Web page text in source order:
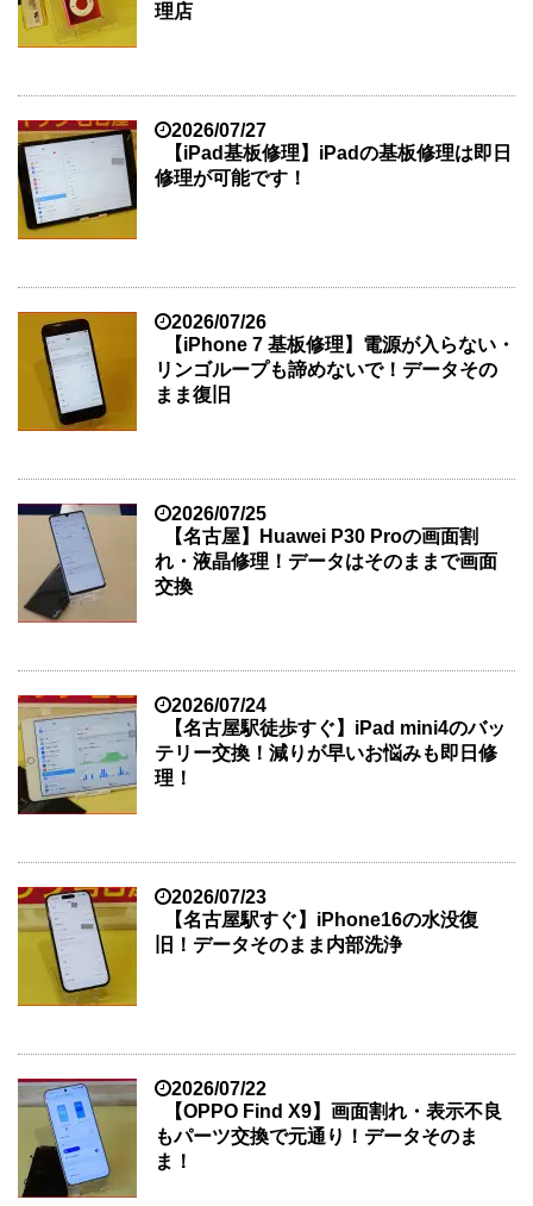
理店
2026/07/27
【iPad基板修理】iPadの基板修理は即日
修理が可能です！
2026/07/26
【iPhone 7 基板修理】電源が入らない・
リンゴループも諦めないで！データその
まま復旧
2026/07/25
【名古屋】Huawei P30 Proの画面割
れ・液晶修理！データはそのままで画面
交換
2026/07/24
【名古屋駅徒歩すぐ】iPad mini4のバッ
テリー交換！減りが早いお悩みも即日修
理！
2026/07/23
【名古屋駅すぐ】iPhone16の水没復
旧！データそのまま内部洗浄
2026/07/22
【OPPO Find X9】画面割れ・表示不良
もパーツ交換で元通り！データそのま
ま！